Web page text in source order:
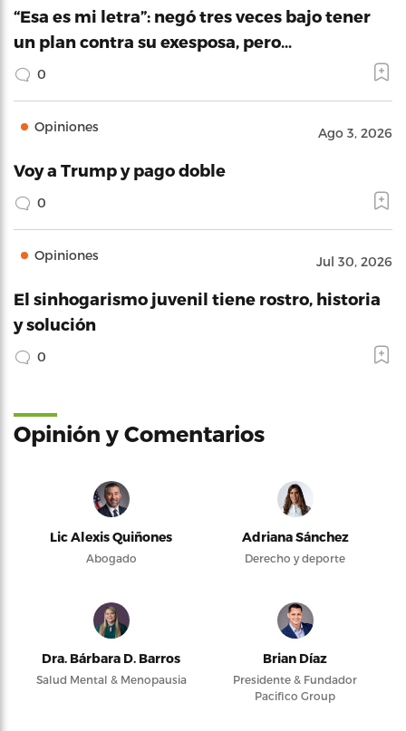
“Esa es mi letra”: negó tres veces bajo tener
un plan contra su exesposa, pero…
0
Opiniones Ago 3, 2026
Voy a Trump y pago doble
0
Opiniones Jul 30, 2026
El sinhogarismo juvenil tiene rostro, historia
y solución
0
Opinión y Comentarios
Lic Alexis Quiñones
Abogado
Adriana Sánchez
Derecho y deporte
Dra. Bárbara D. Barros
Salud Mental & Menopausia
Brian Díaz
Presidente & Fundador
Pacifico Group